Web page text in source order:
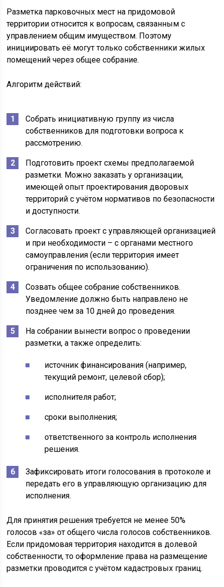
Разметка парковочных мест на придомовой
территории относится к вопросам, связанным с
управлением общим имуществом. Поэтому
инициировать её могут только собственники жилых
помещений через общее собрание.
Алгоритм действий:
Собрать инициативную группу из числа
собственников для подготовки вопроса к
рассмотрению.
Подготовить проект схемы предполагаемой
разметки. Можно заказать у организации,
имеющей опыт проектирования дворовых
территорий с учётом нормативов по безопасности
и доступности.
Согласовать проект с управляющей организацией
и при необходимости – с органами местного
самоуправления (если территория имеет
ограничения по использованию).
Созвать общее собрание собственников.
Уведомление должно быть направлено не
позднее чем за 10 дней до проведения.
На собрании вынести вопрос о проведении
разметки, а также определить:
источник финансирования (например,
текущий ремонт, целевой сбор);
исполнителя работ;
сроки выполнения;
ответственного за контроль исполнения
решения.
Зафиксировать итоги голосования в протоколе и
передать его в управляющую организацию для
исполнения.
Для принятия решения требуется не менее 50%
голосов «за» от общего числа голосов собственников.
Если придомовая территория находится в долевой
собственности, то оформление права на размещение
разметки проводится с учётом кадастровых границ.